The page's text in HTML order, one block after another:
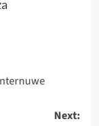
Next: